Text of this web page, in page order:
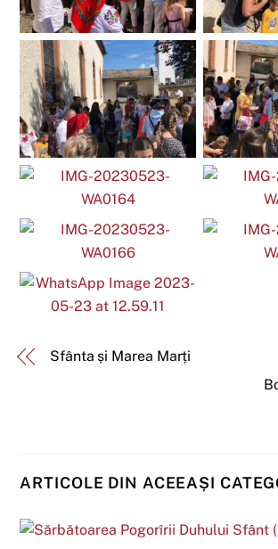
Sfânta și Marea Marți
ARTICOLE DIN ACEEAȘI